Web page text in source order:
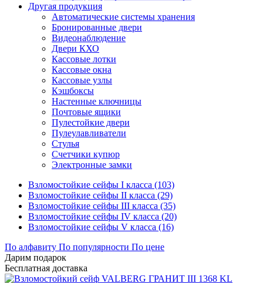
Другая продукция
Автоматические системы хранения
Бронированные двери
Видеонаблюдение
Двери КХО
Кассовые лотки
Кассовые окна
Кассовые узлы
Кэшбоксы
Настенные ключницы
Почтовые ящики
Пулестойкие двери
Пулеулавливатели
Стулья
Счетчики купюр
Электронные замки
Взломостойкие сейфы I класса (103)
Взломостойкие сейфы II класса (29)
Взломостойкие сейфы III класса (35)
Взломостойкие сейфы IV класса (20)
Взломостойкие сейфы V класса (16)
По алфавиту По популярности По цене
Дарим подарок
Бесплатная доставка